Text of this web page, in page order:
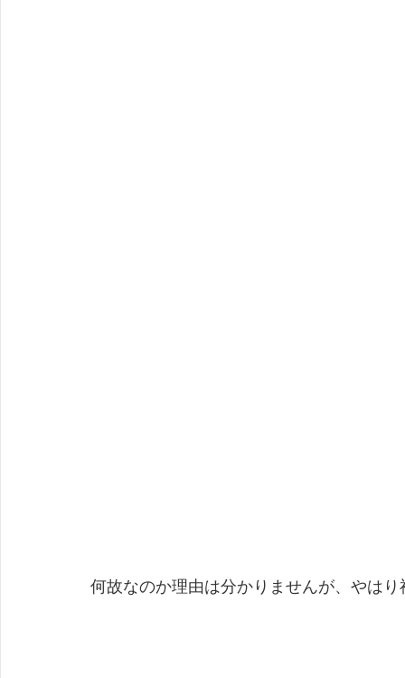
何故なのか理由は分かりませんが、やは